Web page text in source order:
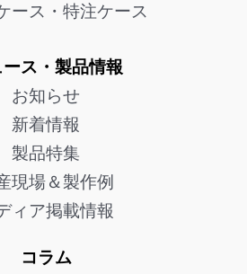
ース・特注ケース
ース・製品情報
お知らせ
新着情報
製品特集
現場＆製作例
ィア掲載情報
コラム